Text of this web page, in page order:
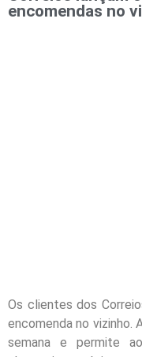
encomendas no
Os clientes dos
encomenda no vizinho.
semana e permite